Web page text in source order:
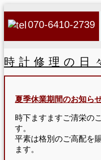
070-6410-2739
時計修理の日
夏季休業期間のお知ら
時下ますますご清栄の
す。
平素は格別のご高配を
ます。